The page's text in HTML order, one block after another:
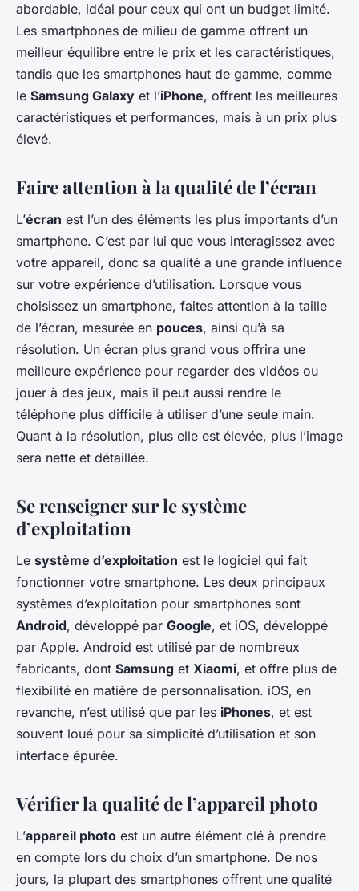
abordable, idéal pour ceux qui ont un budget limité.
Les smartphones de milieu de gamme offrent un
meilleur équilibre entre le prix et les caractéristiques,
tandis que les smartphones haut de gamme, comme
le Samsung Galaxy et l’iPhone, offrent les meilleures
caractéristiques et performances, mais à un prix plus
élevé.
Faire attention à la qualité de l’écran
L’écran est l’un des éléments les plus importants d’un
smartphone. C’est par lui que vous interagissez avec
votre appareil, donc sa qualité a une grande influence
sur votre expérience d’utilisation. Lorsque vous
choisissez un smartphone, faites attention à la taille
de l’écran, mesurée en pouces, ainsi qu’à sa
résolution. Un écran plus grand vous offrira une
meilleure expérience pour regarder des vidéos ou
jouer à des jeux, mais il peut aussi rendre le
téléphone plus difficile à utiliser d’une seule main.
Quant à la résolution, plus elle est élevée, plus l’image
sera nette et détaillée.
Se renseigner sur le système
d’exploitation
Le système d’exploitation est le logiciel qui fait
fonctionner votre smartphone. Les deux principaux
systèmes d’exploitation pour smartphones sont
Android, développé par Google, et iOS, développé
par Apple. Android est utilisé par de nombreux
fabricants, dont Samsung et Xiaomi, et offre plus de
flexibilité en matière de personnalisation. iOS, en
revanche, n’est utilisé que par les iPhones, et est
souvent loué pour sa simplicité d’utilisation et son
interface épurée.
Vérifier la qualité de l’appareil photo
L’appareil photo est un autre élément clé à prendre
en compte lors du choix d’un smartphone. De nos
jours, la plupart des smartphones offrent une qualité